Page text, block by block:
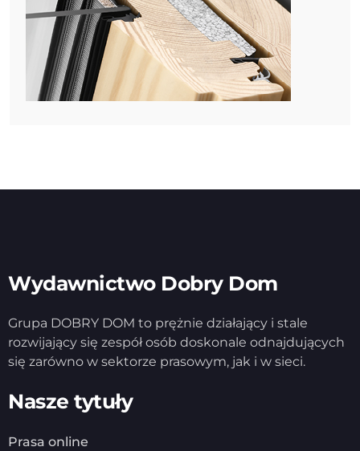
Wydawnictwo Dobry Dom
Grupa DOBRY DOM to prężnie działający i stale
rozwijający się zespół osób doskonale odnajdujących
się zarówno w sektorze prasowym, jak i w sieci.
Nasze tytuły
Prasa online